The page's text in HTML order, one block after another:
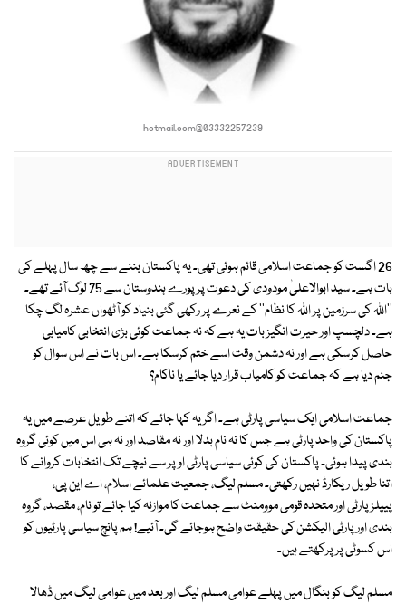
03332257239@hotmail.com
26 اگست کو جماعت اسلامی قائم ہوئی تھی۔ یہ پاکستان بننے سے چھ سال پہلے کی
بات ہے۔ سید ابوالاعلیٰ مودودی کی دعوت پر پورے ہندوستان سے 75 لوگ آئے تھے۔
''اﷲ کی سرزمین پر اﷲ کا نظام'' کے نعرے پر رکھی گئی بنیاد کو آٹھواں عشرہ لگ چکا
ہے۔ دلچسپ اور حیرت انگیز بات یہ ہے کہ نہ جماعت کوئی بڑی انتخابی کامیابی
حاصل کرسکی ہے اور نہ دشمن وقت اسے ختم کرسکا ہے۔ اس بات نے اس سوال کو
جنم دیا ہے کہ جماعت کو کامیاب قرار دیا جائے یا ناکام؟
جماعت اسلامی ایک سیاسی پارٹی ہے۔ اگر یہ کہا جائے کہ اتنے طویل عرصے میں یہ
پاکستان کی واحد پارٹی ہے جس کا نہ نام بدلا اور نہ مقاصد اور نہ ہی اس میں کوئی گروہ
بندی پیدا ہوئی۔ پاکستان کی کوئی سیاسی پارٹی اوپر سے نیچے تک انتخابات کروانے کا
اتنا طویل ریکارڈ نہیں رکھتی۔ مسلم لیگ، جمعیت علمائے اسلام، اے این پی،
پیپلزپارٹی اور متحدہ قومی موومنٹ سے جماعت کا موازنہ کیا جائے تو نام، مقصد، گروہ
بندی اور پارٹی الیکشن کی حقیقت واضح ہوجائے گی۔ آئیے! ہم پانچ سیاسی پارٹیوں کو
اس کسوٹی پر پرکھتے ہیں۔
مسلم لیگ کو بنگال میں پہلے عوامی مسلم لیگ اور بعد میں عوامی لیگ میں ڈھالا